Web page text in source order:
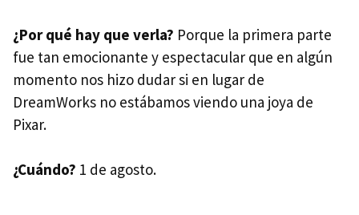
¿Por qué hay que verla? Porque la primera parte
fue tan emocionante y espectacular que en algún
momento nos hizo dudar si en lugar de
DreamWorks no estábamos viendo una joya de
Pixar.
¿Cuándo? 1 de agosto.